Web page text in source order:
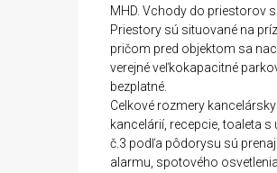
MHD. Vchody do priestorov
Priestory sú situované na
pričom pred objektom sa
verejné veľkokapacitné
bezplatné.
Celkové rozmery
kancelárií, recepcie, toaleta
č.3 podľa pôdorysu sú
alarmu, spotového